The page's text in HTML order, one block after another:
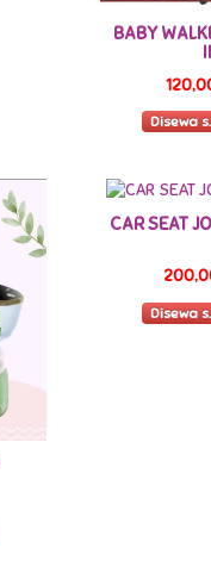
BABY
Disewa
CAR SEAT
Disewa